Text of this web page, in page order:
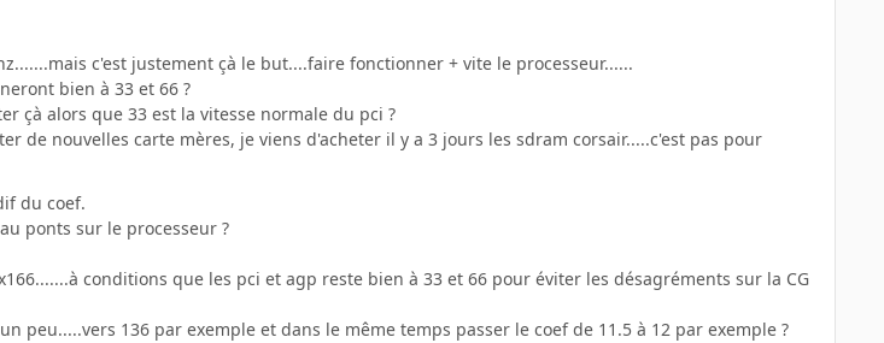
c'est justement çà le but....faire fonctionner + vite le processeur......
bien à 33 et 66 ?
çà alors que 33 est la vitesse normale du pci ?
de nouvelles carte mères, je viens d'acheter il y a 3 jours les sdram corsair.....c'est pas pour
du coef.
ponts sur le processeur ?
conditions que les pci et agp reste bien à 33 et 66 pour éviter les désagréments sur la CG
peu.....vers 136 par exemple et dans le même temps passer le coef de 11.5 à 12 par exemple ?